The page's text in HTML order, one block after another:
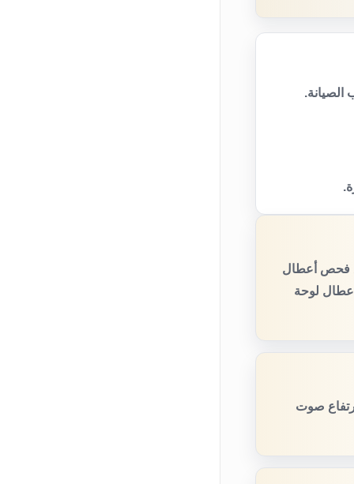
فحص أعطال
لوحة
صوت